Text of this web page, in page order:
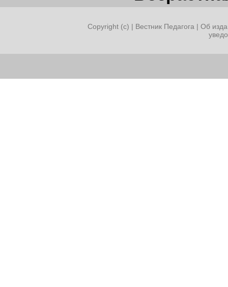
Copyright (c) | Вестник Педагога | Об